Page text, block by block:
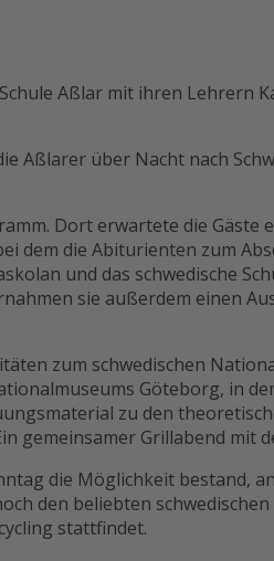
Aßlar mit ihren Lehrern
Aßlarer über Nacht nach
Dort erwartete die Gäste
dem die Abiturienten zum
und das schwedische
sie außerdem einen
zum schwedischen
Göteborg, in
zu den
gemeinsamer Grillabend mit
die Möglichkeit bestand,
den beliebten
stattfindet.